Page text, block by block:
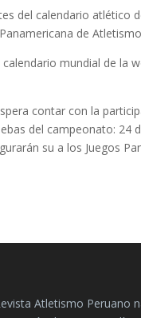
del calendario atlético
de
mundial de la
contar con la
del campeonato: 24
su a los Juegos
Atletismo Peruano